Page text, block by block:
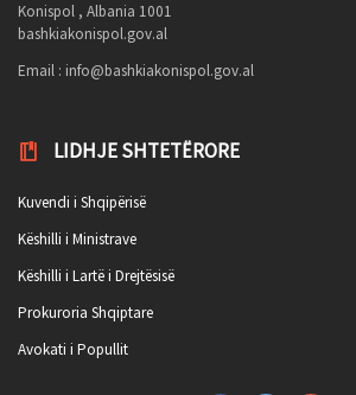
Konispol , Albania 1001
bashkiakonispol.gov.al
Email : info@bashkiakonispol.gov.al
LIDHJE SHTETËRORE
Kuvendi i Shqipërisë
Këshilli i Ministrave
Këshilli i Lartë i Drejtësisë
Prokuroria Shqiptare
Avokati i Popullit